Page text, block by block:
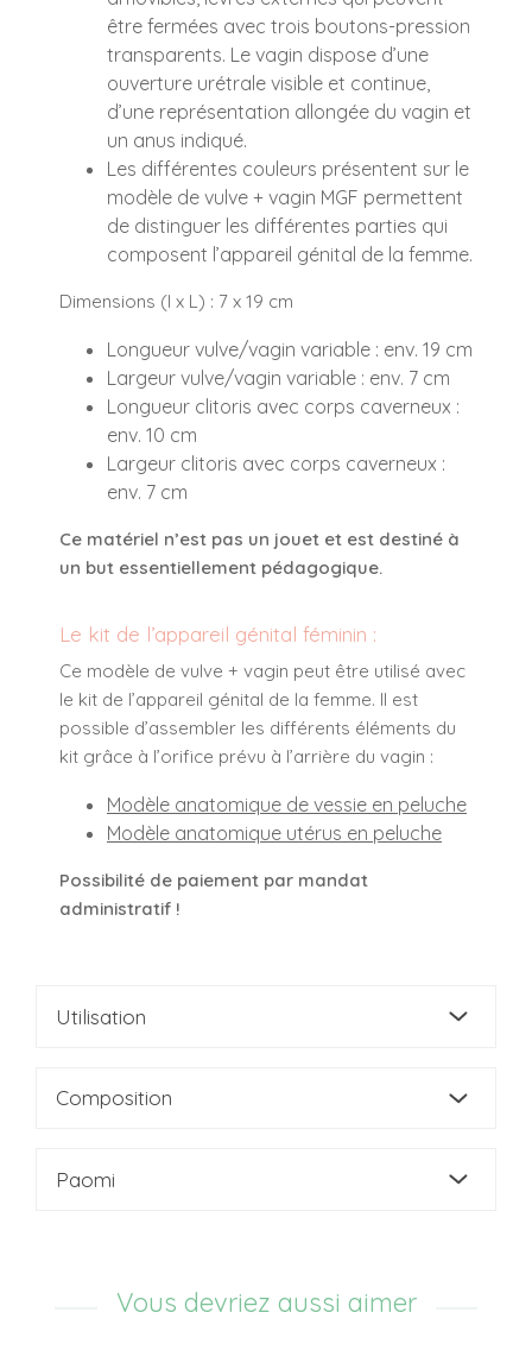
être fermées avec trois boutons-pression
transparents. Le vagin dispose d’une
ouverture urétrale visible et continue,
d’une représentation allongée du vagin et
un anus indiqué.
Les différentes couleurs présentent sur le
modèle de vulve + vagin MGF permettent
de distinguer les différentes parties qui
composent l’appareil génital de la femme.
Dimensions (l x L) : 7 x 19 cm
Longueur vulve/vagin variable : env. 19 cm
Largeur vulve/vagin variable : env. 7 cm
Longueur clitoris avec corps caverneux :
env. 10 cm
Largeur clitoris avec corps caverneux :
env. 7 cm
Ce matériel n’est pas un jouet et est destiné à
un but essentiellement pédagogique.
Le kit de l’appareil génital féminin :
Ce modèle de vulve + vagin peut être utilisé avec
le kit de l’appareil génital de la femme. Il est
possible d’assembler les différents éléments du
kit grâce à l’orifice prévu à l’arrière du vagin :
Modèle anatomique de vessie en peluche
Modèle anatomique utérus en peluche
Possibilité de paiement par mandat
administratif !
Utilisation
Composition
Paomi
Vous devriez aussi aimer